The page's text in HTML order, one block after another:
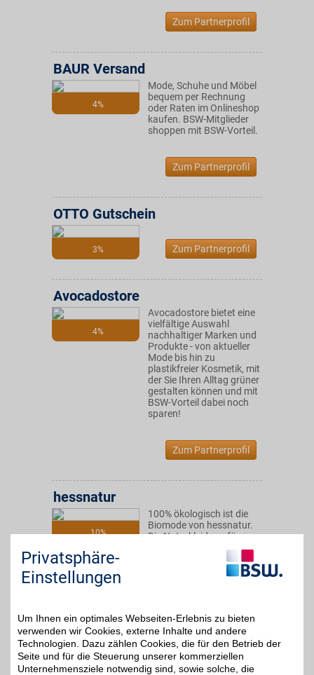
Zum Partnerprofil
4%
BAUR Versand
Mode, Schuhe und Möbel
bequem per Rechnung
oder Raten im Onlineshop
kaufen. BSW-Mitglieder
shoppen mit BSW-Vorteil.
Zum Partnerprofil
3%
OTTO Gutschein
Zum Partnerprofil
4%
Avocadostore
Avocadostore bietet eine
vielfältige Auswahl
nachhaltiger Marken und
Produkte - von aktueller
Mode bis hin zu
plastikfreier Kosmetik, mit
der Sie Ihren Alltag grüner
gestalten können und mit
BSW-Vorteil dabei noch
sparen!
Zum Partnerprofil
10%
hessnatur
100% ökologisch ist die
Biomode von hessnatur.
Die Naturkleidung für
Damen, Herren und
Zum Partnerprofil
Privatsphäre-
Einstellungen
Um Ihnen ein optimales Webseiten-Erlebnis zu bieten
verwenden wir Cookies, externe Inhalte und andere
Technologien. Dazu zählen Cookies, die für den Betrieb der
Seite und für die Steuerung unserer kommerziellen
Unternehmensziele notwendig sind, sowie solche, die